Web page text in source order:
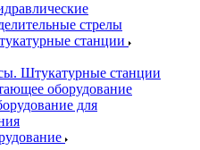
стрелы
станции
Штукатурные станции
оборудование
для